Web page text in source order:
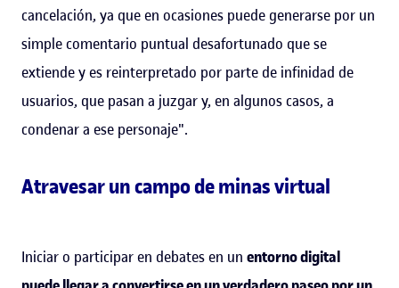
cancelación, ya que en ocasiones puede generarse por un
simple comentario puntual desafortunado que se
extiende y es reinterpretado por parte de infinidad de
usuarios, que pasan a juzgar y, en algunos casos, a
condenar a ese personaje".
Atravesar un campo de minas virtual
Iniciar o participar en debates en un entorno digital